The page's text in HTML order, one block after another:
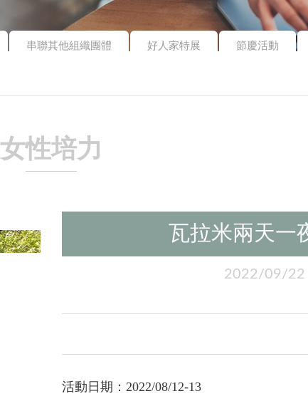
串聯其他組織團體 好人家特展 節慶活動
女性培力
瓦拉米兩天一
2022/09/22
活動日期：2022/08/12-13